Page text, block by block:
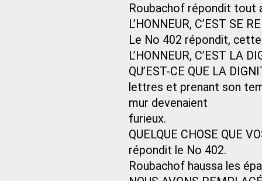
Roubachof répondit tout
L’HONNEUR, C’EST SE
Le No 402 répondit,
L’HONNEUR, C’EST LA
QU’EST-CE QUE LA
lettres et prenant son
mur devenaient
furieux.
QUELQUE CHOSE QUE
répondit le No 402.
Roubachof haussa les